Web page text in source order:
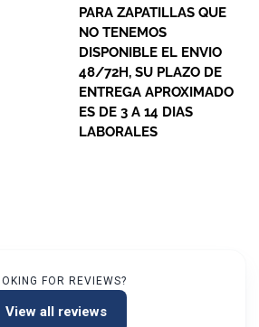
PARA ZAPATILLAS QUE
NO TENEMOS
DISPONIBLE EL ENVIO
48/72H, SU PLAZO DE
ENTREGA APROXIMADO
ES DE 3 A 14 DIAS
LABORALES
FOR REVIEWS?
View all reviews